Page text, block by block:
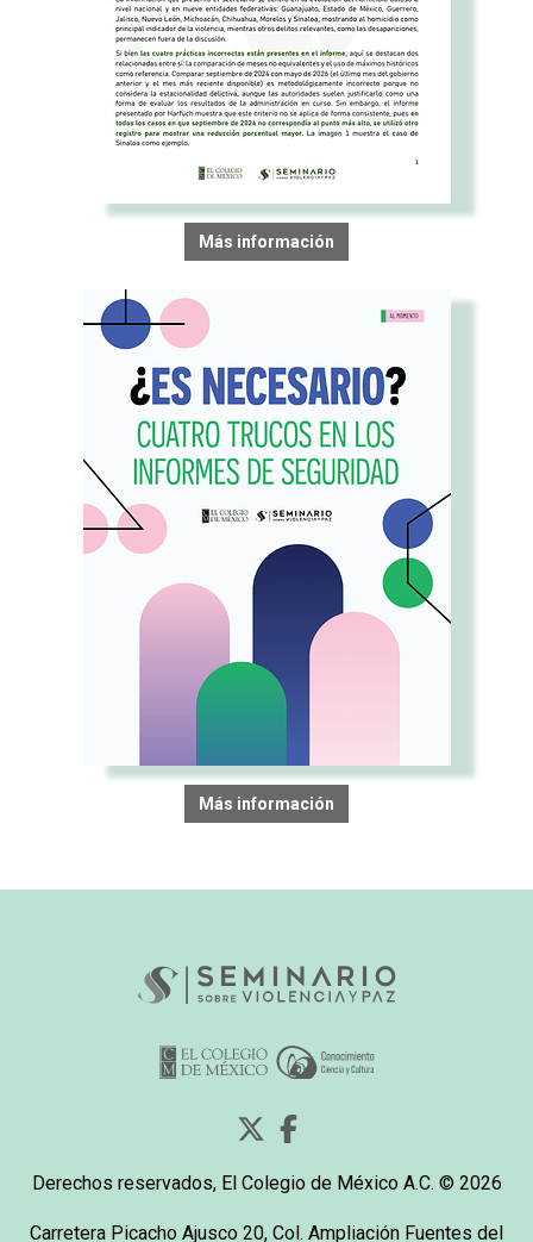
Más información
Más información
Derechos reservados, El Colegio de México A.C. © 2026
Carretera Picacho Ajusco 20, Col. Ampliación Fuentes del